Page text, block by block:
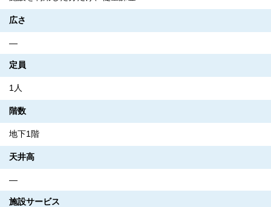
広さ
―
定員
1人
階数
地下1階
天井高
―
施設サービス